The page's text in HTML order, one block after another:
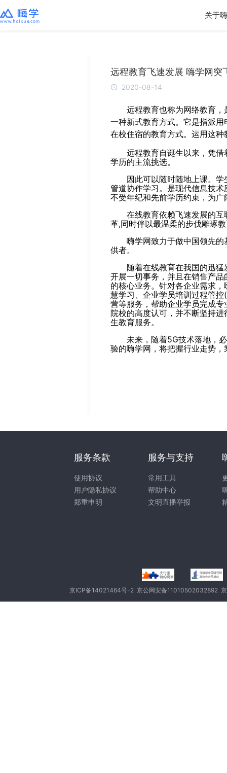
关于
远程教育飞速发展 嗨学网突
2020-08-14
远程教育也称为网络教育
一种新式教育方式。它是指派
在校住宿的教育方式。运用这
远程教育自诞生以来，凭
学历的主流挑选。
因此可以随时随地上课。
管道协作学习。是现代信息技
不受年纪和先前学历约束，为
在线教育依赖飞速发展的
革,同时伴以最温柔的步伐雕琢
嗨学网致力于做中国领先
供者。
随着在线教育在我国的迅
开展一切事务，并且在销售产
的核心业务。针对各企业需求
慧学习、企业学员培训过程管
营等服务，帮助企业学员完成
院校的高度认可，并不断坚持
生教育服务。
未来，随着5G技术落地，
验的嗨学网，将把握行业走势
服务与支持
常用工具
帮助中心
文明直播举报
服务条款
使用协议
用户隐私协议
郑重申明
京ICP备14021464号-2 京公网安备11010502032892